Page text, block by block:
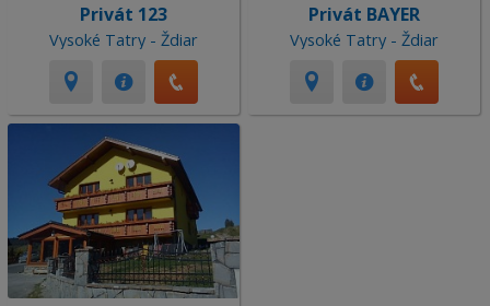
Privát 123
Vysoké Tatry - Ždiar
Privát BAYER
Vysoké Tatry - Ždiar